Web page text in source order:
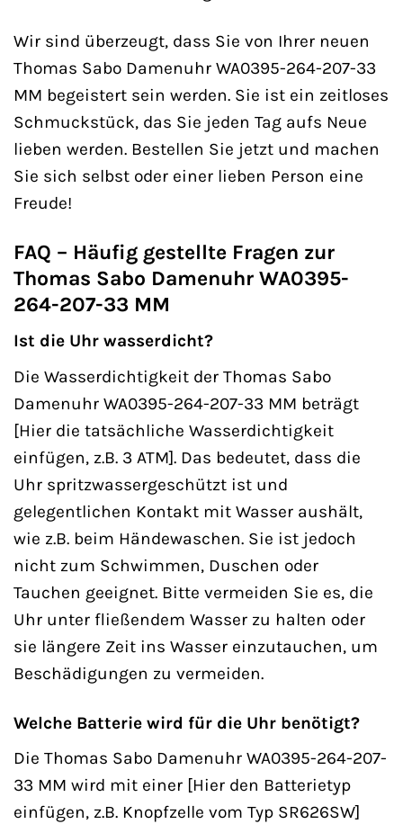
Wir sind überzeugt, dass Sie von Ihrer neuen
Thomas Sabo Damenuhr WA0395-264-207-33
MM begeistert sein werden. Sie ist ein zeitloses
Schmuckstück, das Sie jeden Tag aufs Neue
lieben werden. Bestellen Sie jetzt und machen
Sie sich selbst oder einer lieben Person eine
Freude!
FAQ – Häufig gestellte Fragen zur
Thomas Sabo Damenuhr WA0395-
264-207-33 MM
Ist die Uhr wasserdicht?
Die Wasserdichtigkeit der Thomas Sabo
Damenuhr WA0395-264-207-33 MM beträgt
[Hier die tatsächliche Wasserdichtigkeit
einfügen, z.B. 3 ATM]. Das bedeutet, dass die
Uhr spritzwassergeschützt ist und
gelegentlichen Kontakt mit Wasser aushält,
wie z.B. beim Händewaschen. Sie ist jedoch
nicht zum Schwimmen, Duschen oder
Tauchen geeignet. Bitte vermeiden Sie es, die
Uhr unter fließendem Wasser zu halten oder
sie längere Zeit ins Wasser einzutauchen, um
Beschädigungen zu vermeiden.
Welche Batterie wird für die Uhr benötigt?
Die Thomas Sabo Damenuhr WA0395-264-207-
33 MM wird mit einer [Hier den Batterietyp
einfügen, z.B. Knopfzelle vom Typ SR626SW]